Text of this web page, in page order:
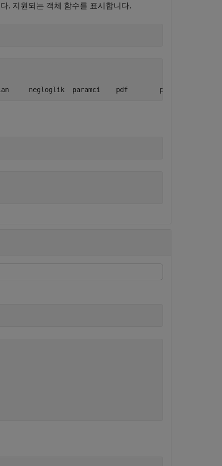
. 지원되는 객체 함수를 표시합니다.